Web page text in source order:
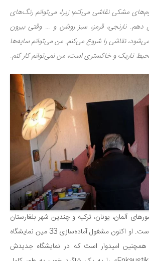
مشکی نقاشی می‌کنم؛ زیرا، می‌توانم رنگ‌های
نارنجی، قرمز، سبز روشن و … وقتی بیرون
نقاشی را شروع می‌کنم. من می‌توانم سایه‌ها
تاریک و خاکستری است، من نمی‌توانم کار کنم.
آلمان، یونان، ترکیه و چندین شهر بلغارستان
به نمایش گذاشته شده است. او اکنون مشغول آماده‌سازی 33 مین نمایشگاه
امیدوار است که در نمایشگاه جدیدش